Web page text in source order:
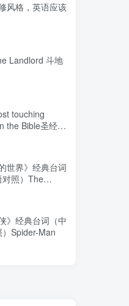
风格，英语应该
Landlord 斗地
touching
the Bible圣经中
世界》经典台词
对照）The
》经典台词（中
Spider-Man